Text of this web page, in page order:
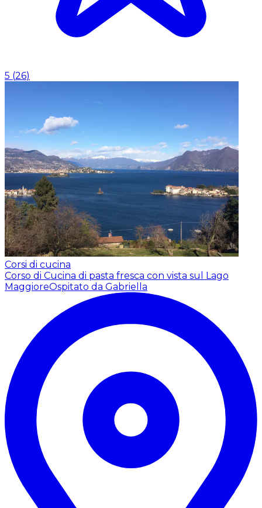
5 (26)
Corsi di cucina
Corso di Cucina di pasta fresca con vista sul Lago
MaggioreOspitato da Gabriella